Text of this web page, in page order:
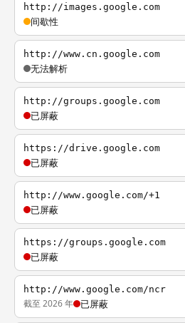
http://images.google.com
间歇性
http://www.cn.google.com
无法解析
http://groups.google.com
已屏蔽
https://drive.google.com
已屏蔽
http://www.google.com/+1
已屏蔽
https://groups.google.com
已屏蔽
http://www.google.com/ncr
截至 2026 年 已屏蔽